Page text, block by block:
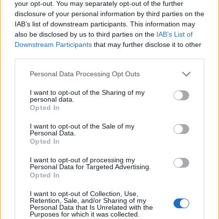
your opt-out. You may separately opt-out of the further
disclosure of your personal information by third parties on the
IAB’s list of downstream participants. This information may
also be disclosed by us to third parties on the IAB’s List of
Downstream Participants that may further disclose it to other
Personal Data Processing Opt Outs
I want to opt-out of the Sharing of my
personal data.
Opted In
I want to opt-out of the Sale of my
Personal Data.
Opted In
I want to opt-out of processing my
Personal Data for Targeted Advertising.
Opted In
I want to opt-out of Collection, Use,
Retention, Sale, and/or Sharing of my
Personal Data that Is Unrelated with the
Purposes for which it was collected.
Best of Crete